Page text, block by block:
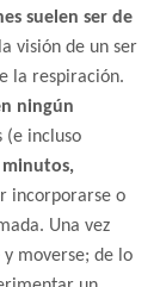
suelen ser de
visión de un ser
la respiración.
ningún
(e incluso
minutos,
incorporarse o
Una vez
moverse; de lo